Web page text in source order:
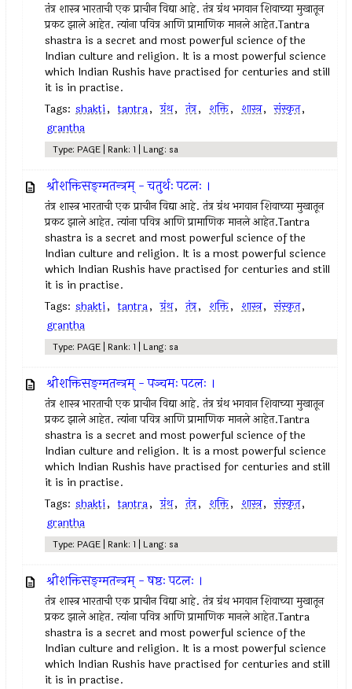
तंत्र शास्त्र भारताची एक प्राचीन विद्या आहे. तंत्र ग्रंथ भगवान शिवाच्या मुखातून
प्रकट झाले आहेत. त्यांना पवित्र आणि प्रामाणिक मानले आहेत.Tantra
shastra is a secret and most powerful science of the
Indian culture and religion. It is a most powerful science
which Indian Rushis have practised for centuries and still
it is in practise.
Tags: shakti, tantra, ग्रंथ, तंत्र, शक्ति, शास्त्र, संस्कृत,
grantha
Type: PAGE | Rank: 1 | Lang: sa
श्रीशक्तिसङ्ग्मतन्त्रम् - चतुर्थः पटलः ।
तंत्र शास्त्र भारताची एक प्राचीन विद्या आहे. तंत्र ग्रंथ भगवान शिवाच्या मुखातून
प्रकट झाले आहेत. त्यांना पवित्र आणि प्रामाणिक मानले आहेत.Tantra
shastra is a secret and most powerful science of the
Indian culture and religion. It is a most powerful science
which Indian Rushis have practised for centuries and still
it is in practise.
Tags: shakti, tantra, ग्रंथ, तंत्र, शक्ति, शास्त्र, संस्कृत,
grantha
Type: PAGE | Rank: 1 | Lang: sa
श्रीशक्तिसङ्ग्मतन्त्रम् - पञ्चमः पटलः ।
तंत्र शास्त्र भारताची एक प्राचीन विद्या आहे. तंत्र ग्रंथ भगवान शिवाच्या मुखातून
प्रकट झाले आहेत. त्यांना पवित्र आणि प्रामाणिक मानले आहेत.Tantra
shastra is a secret and most powerful science of the
Indian culture and religion. It is a most powerful science
which Indian Rushis have practised for centuries and still
it is in practise.
Tags: shakti, tantra, ग्रंथ, तंत्र, शक्ति, शास्त्र, संस्कृत,
grantha
Type: PAGE | Rank: 1 | Lang: sa
श्रीशक्तिसङ्ग्मतन्त्रम् - षष्ठः पटलः ।
तंत्र शास्त्र भारताची एक प्राचीन विद्या आहे. तंत्र ग्रंथ भगवान शिवाच्या मुखातून
प्रकट झाले आहेत. त्यांना पवित्र आणि प्रामाणिक मानले आहेत.Tantra
shastra is a secret and most powerful science of the
Indian culture and religion. It is a most powerful science
which Indian Rushis have practised for centuries and still
it is in practise.